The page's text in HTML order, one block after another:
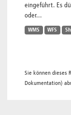
eingeführt. Es
oder...
WMS WFS
Sie können dieses
Dokumentation)